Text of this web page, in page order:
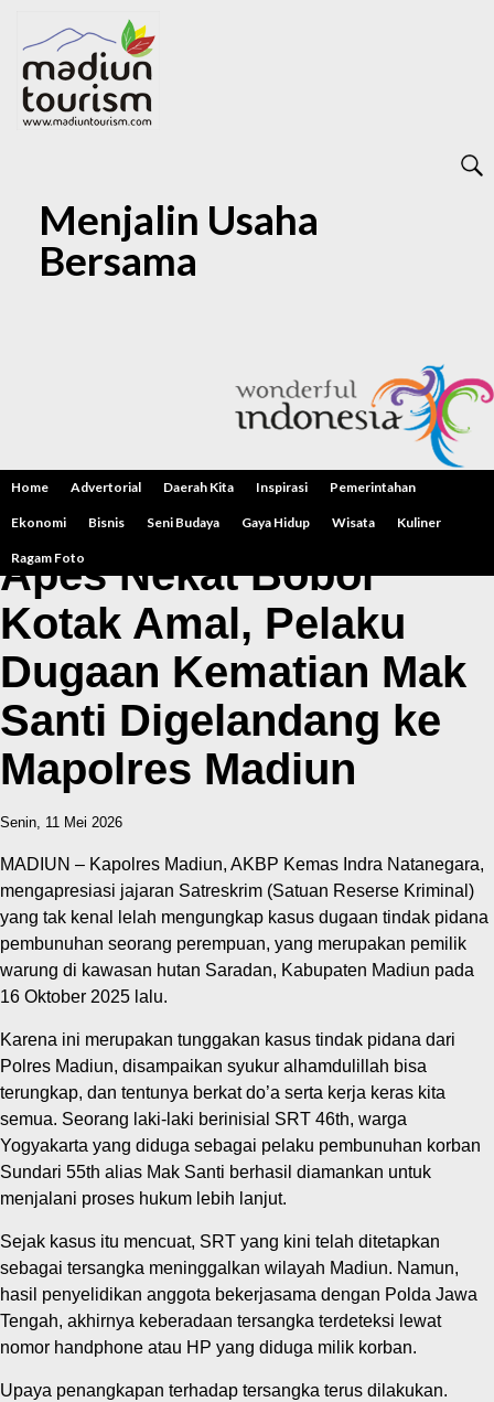
Menjalin Usaha
Bersama
Home Advertorial Daerah Kita Inspirasi Pemerintahan
Ekonomi Bisnis Seni Budaya Gaya Hidup Wisata Kuliner
Ragam Foto
Apes Nekat Bobol
Kotak Amal, Pelaku
Dugaan Kematian Mak
Santi Digelandang ke
Mapolres Madiun
Senin, 11 Mei 2026
MADIUN – Kapolres Madiun, AKBP Kemas Indra Natanegara,
mengapresiasi jajaran Satreskrim (Satuan Reserse Kriminal)
yang tak kenal lelah mengungkap kasus dugaan tindak pidana
pembunuhan seorang perempuan, yang merupakan pemilik
warung di kawasan hutan Saradan, Kabupaten Madiun pada
16 Oktober 2025 lalu.
Karena ini merupakan tunggakan kasus tindak pidana dari
Polres Madiun, disampaikan syukur alhamdulillah bisa
terungkap, dan tentunya berkat do’a serta kerja keras kita
semua. Seorang laki-laki berinisial SRT 46th, warga
Yogyakarta yang diduga sebagai pelaku pembunuhan korban
Sundari 55th alias Mak Santi berhasil diamankan untuk
menjalani proses hukum lebih lanjut.
Sejak kasus itu mencuat, SRT yang kini telah ditetapkan
sebagai tersangka meninggalkan wilayah Madiun. Namun,
hasil penyelidikan anggota bekerjasama dengan Polda Jawa
Tengah, akhirnya keberadaan tersangka terdeteksi lewat
nomor handphone atau HP yang diduga milik korban.
Upaya penangkapan terhadap tersangka terus dilakukan.